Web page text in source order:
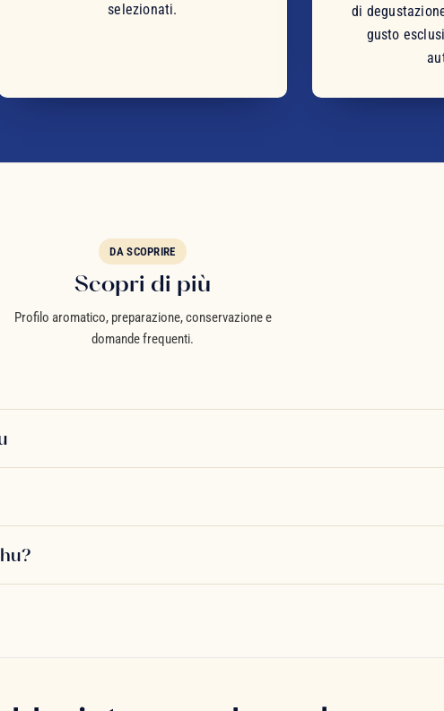
selezionati.
di
gusto
DA SCOPRIRE
Scopri di più
Profilo aromatico, preparazione, conservazione e
domande frequenti.